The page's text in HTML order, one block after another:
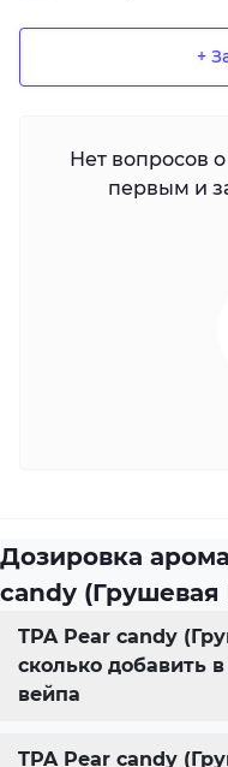
+
Нет вопросов
первым и
Дозировка
candy
TPA Pear candy
сколько добавить
вейпа
TPA Pear candy